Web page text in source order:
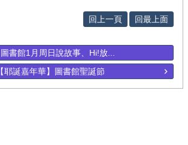
回上一頁 回最上面
圖書館1月周日說故事、Hi!放...
【耶誕嘉年華】圖書館聖誕節